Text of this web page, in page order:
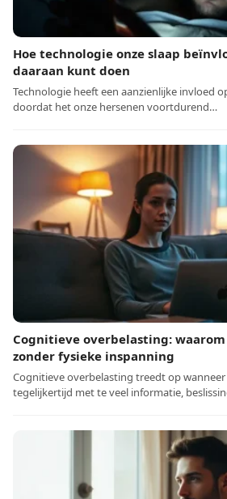
Hoe technologie onze slaap
daaraan kunt doen
Technologie heeft een aanzienlijke invloed
doordat het onze hersenen voortdurend…
Cognitieve overbelasting:
zonder fysieke inspanning
Cognitieve overbelasting treedt op wanneer
tegelijkertijd met te veel informatie,